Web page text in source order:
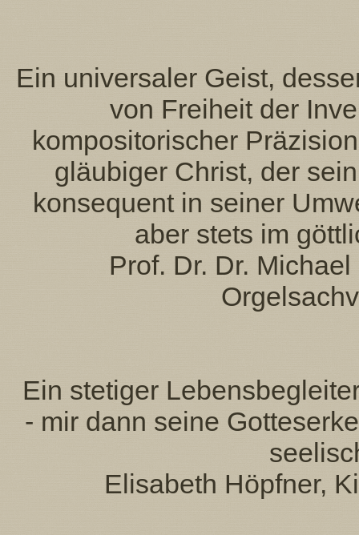
Ein universaler Geist,
von Freiheit der
kompositorischer
gläubiger Christ, der
konsequent in seiner
aber stets im
Prof. Dr. Dr.
Ein stetiger
- mir dann seine
Elisabeth Höpfner,